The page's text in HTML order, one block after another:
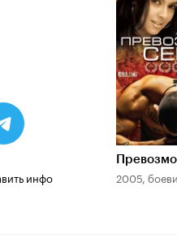
инфо
7.0
2005,